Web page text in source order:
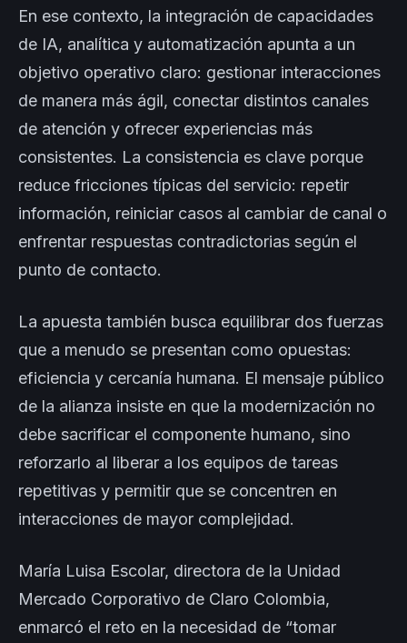
En ese contexto, la integración de capacidades
de IA, analítica y automatización apunta a un
objetivo operativo claro: gestionar interacciones
de manera más ágil, conectar distintos canales
de atención y ofrecer experiencias más
consistentes. La consistencia es clave porque
reduce fricciones típicas del servicio: repetir
información, reiniciar casos al cambiar de canal o
enfrentar respuestas contradictorias según el
punto de contacto.
La apuesta también busca equilibrar dos fuerzas
que a menudo se presentan como opuestas:
eficiencia y cercanía humana. El mensaje público
de la alianza insiste en que la modernización no
debe sacrificar el componente humano, sino
reforzarlo al liberar a los equipos de tareas
repetitivas y permitir que se concentren en
interacciones de mayor complejidad.
María Luisa Escolar, directora de la Unidad
Mercado Corporativo de Claro Colombia,
enmarcó el reto en la necesidad de “tomar